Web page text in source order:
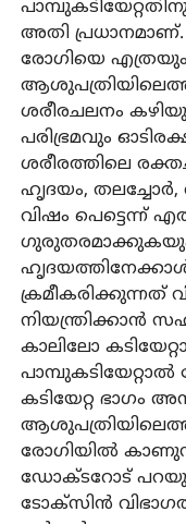
അതി പ്രധാനമാണ്.
രോഗിയെ
ശരീരചലനം
പരിഭ്രമവും
ശരീരത്തിലെ
ഹൃദയം, തലച്ചോർ,
വിഷം പെട്ടെന്ന്
ഗുരുതരമാക്കുകയും
ക്രമീകരിക്കുന്നത്
നിയന്ത്രിക്കാൻ
കാലിലോ
കടിയേറ്റ ഭാഗം
രോഗിയിൽ
ഡോക്ടറോട്
ടോക്‌സിൻ